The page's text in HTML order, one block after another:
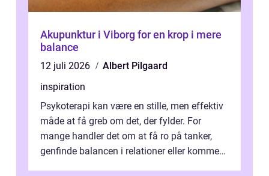
Akupunktur i Viborg for en krop i mere
balance
12 juli 2026
Albert Pilgaard
inspiration
Psykoterapi kan være en stille, men effektiv
måde at få greb om det, der fylder. For
mange handler det om at få ro på tanker,
genfinde balancen i relationer eller komme